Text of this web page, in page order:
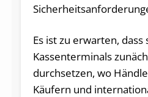
Es ist zu erwarten,
Kassenterminals
durchsetzen, wo
Käufern und